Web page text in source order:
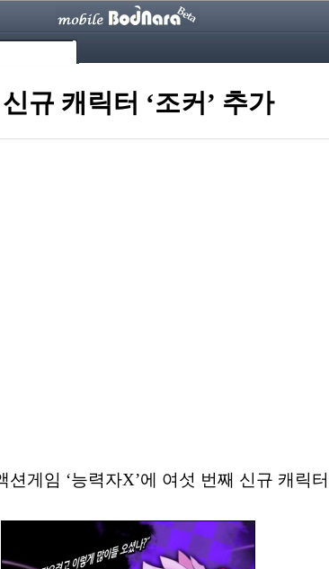
규 캐릭터 ‘조커’ 추가
게임 ‘능력자X’에 여섯 번째 신규 캐릭